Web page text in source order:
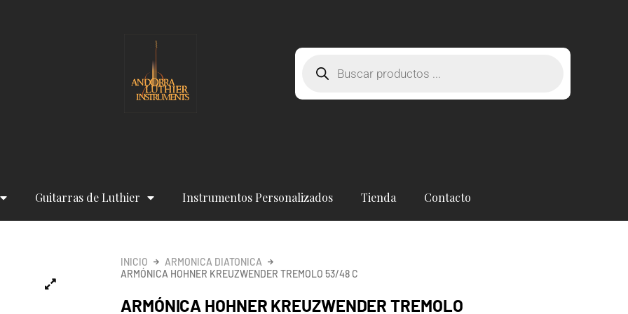
Búsqueda
productos
Guitarras de Luthier Instrumentos Personalizados Tienda Contacto
INICIO
ARMONICA DIATONICA
ARMÓNICA HOHNER KREUZWENDER TREMOLO 53/48 C
ARMÓNICA HOHNER KREUZWENDER TREMOLO